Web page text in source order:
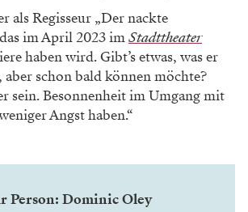
als Regisseur „Der nackte
im April 2023 imStadttheater
haben wird. Gibt’s etwas, was er
schon bald können möchte?
sein. Besonnenheit im Umgang mit
Angst haben.“
Person: Dominic Oley